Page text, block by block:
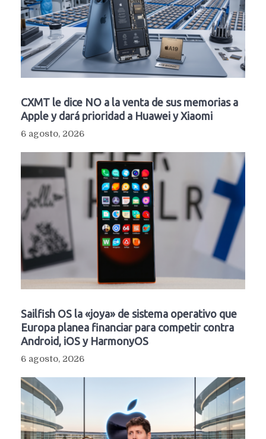
CXMT le dice NO a la venta de sus memorias a
Apple y dará prioridad a Huawei y Xiaomi
6 agosto, 2026
Sailfish OS la «joya» de sistema operativo que
Europa planea financiar para competir contra
Android, iOS y HarmonyOS
6 agosto, 2026